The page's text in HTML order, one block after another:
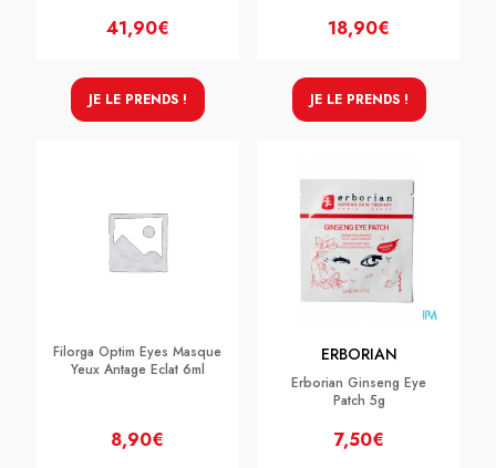
41,90€
JE LE PRENDS !
18,90€
JE LE PRENDS !
Filorga Optim Eyes Masque
Yeux Antage Eclat 6ml
8,90€
ERBORIAN
Erborian Ginseng Eye
Patch 5g
7,50€